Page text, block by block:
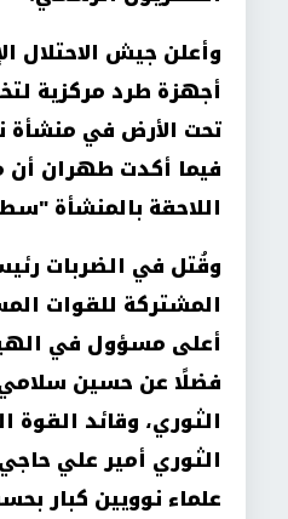
وأعلن جيش الاحتلال
أجهزة طرد مركزية
تحت الأرض في منشأة
فيما أكدت طهران أن
اللاحقة بالمنشأة
وقُتل في الضربات
المشتركة للقوات
أعلى مسؤول في
فضلًا عن حسين
الثوري، وقائد القوة
الثوري أمير علي
علماء نوويين كبار